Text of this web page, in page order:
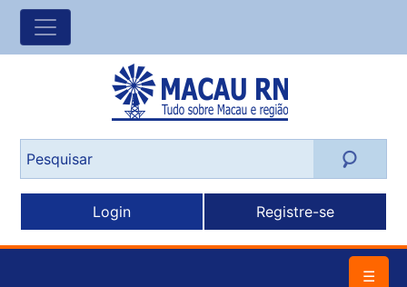
Login Registre-se
☰